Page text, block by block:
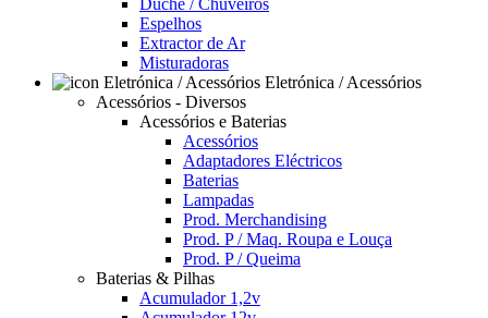
Duche / Chuveiros
Espelhos
Extractor de Ar
Misturadoras
Eletrónica / Acessórios
Acessórios - Diversos
Acessórios e Baterias
Acessórios
Adaptadores Eléctricos
Baterias
Lampadas
Prod. Merchandising
Prod. P / Maq. Roupa e Louça
Prod. P / Queima
Baterias & Pilhas
Acumulador 1,2v